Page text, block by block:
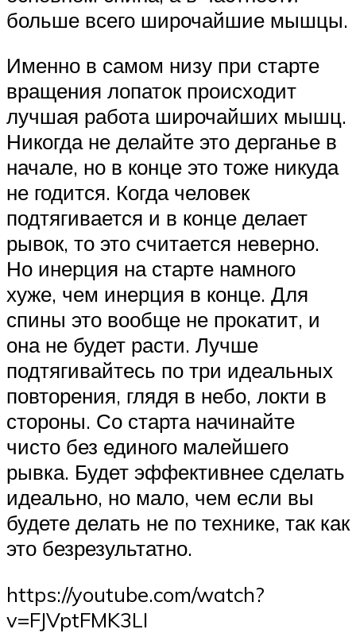
больше всего широчайшие мышцы.
Именно в самом низу при старте
вращения лопаток происходит
лучшая работа широчайших мышц.
Никогда не делайте это дерганье в
начале, но в конце это тоже никуда
не годится. Когда человек
подтягивается и в конце делает
рывок, то это считается неверно.
Но инерция на старте намного
хуже, чем инерция в конце. Для
спины это вообще не прокатит, и
она не будет расти. Лучше
подтягивайтесь по три идеальных
повторения, глядя в небо, локти в
стороны. Со старта начинайте
чисто без единого малейшего
рывка. Будет эффективнее сделать
идеально, но мало, чем если вы
будете делать не по технике, так как
это безрезультатно.
https://youtube.com/watch?
v=FJVptFMK3LI